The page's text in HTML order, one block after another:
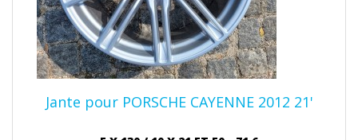
Jante pour PORSCHE CAYENNE 2012 21'